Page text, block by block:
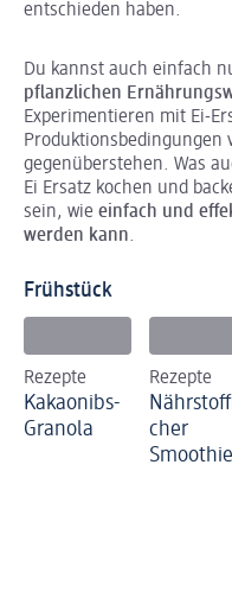
entschieden haben.
Du kannst auch einfach
pflanzlichen
Experimentieren mit Ei-
Produktionsbedingungen
gegenüberstehen. Was
Ei Ersatz kochen und
sein, wie einfach und
werden kann.
Frühstück
Rezepte
Kakaonibs-
Granola
Rezepte
cher
Smoothie